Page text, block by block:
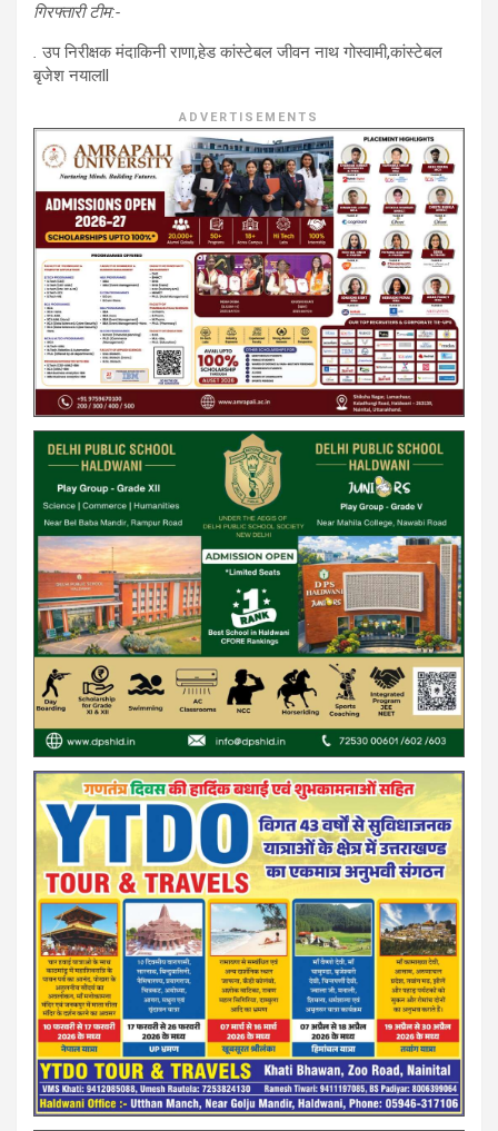
गिरफ्तारी टीम:-
. उप निरीक्षक मंदाकिनी राणा,हेड कांस्टेबल जीवन नाथ गोस्वामी,कांस्टेबल
बृजेश नयालll
ADVERTISEMENTS